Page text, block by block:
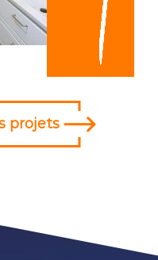
projets